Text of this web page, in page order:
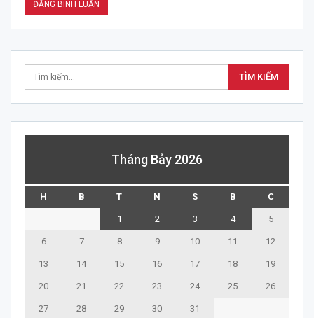
Tháng Bảy 2026
H B T N S B C
1 2 3 4 5
6 7 8 9 10 11 12
13 14 15 16 17 18 19
20 21 22 23 24 25 26
27 28 29 30 31